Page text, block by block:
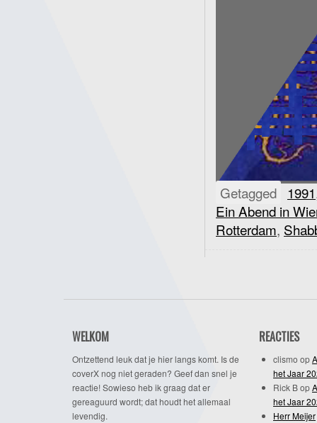
Getagged 1991
Ein Abend in
Rotterdam,
WELKOM
Ontzettend leuk dat je hier langs komt. Is de
coverX nog niet geraden? Geef dan snel je
reactie! Sowieso heb ik graag dat er
gereaguurd wordt; dat houdt het allemaal
levendig.
REACTIES
clismo op
het Jaar
Rick Bop
het Jaar
Herr Meijer